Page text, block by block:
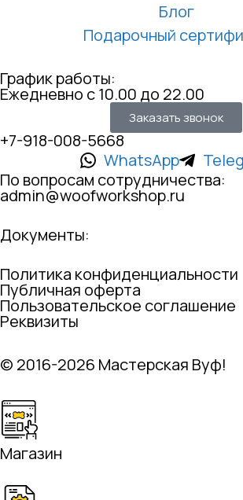
Блог
Подарочный
График работы:
Ежедневно с 10.00 до 22.00
Заказать звонок
+7-918-008-5668
WhatsApp
По вопросам сотрудничества:
admin@woofworkshop.ru
Документы:
Политика конфиденциальности
Публичная оферта
Пользовательское соглашение
Реквизиты
© 2016-2026 Мастерская Вуф!
Магазин